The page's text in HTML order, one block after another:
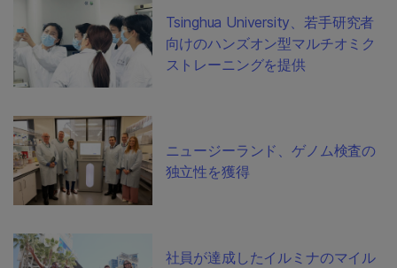
Tsinghua University、若手研究者
向けのハンズオン型マルチオミク
ストレーニングを提供
ニュージーランド、ゲノム検査の
独立性を獲得
社員が達成したイルミナのマイル